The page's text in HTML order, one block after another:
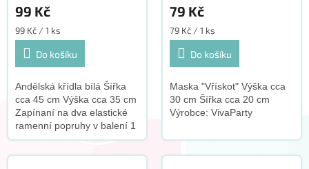
99 Kč
Měrná
cena:
99 Kč / 1 ks
Do košíku
Andělská křídla bílá Šířka
cca 45 cm Výška cca 35 cm
Zapínaní na dva elastické
ramenní popruhy v balení 1
ks Vyrobeno v EU
79 Kč
Měrná
cena:
79 Kč / 1 ks
Do košíku
Maska "Vřískot" Výška cca
30 cm Šířka cca 20 cm
Výrobce: VivaParty